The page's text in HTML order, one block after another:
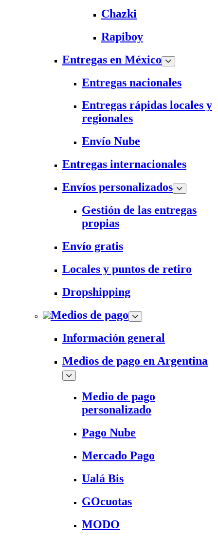
Chazki
Rapiboy
Entregas en México
Entregas nacionales
Entregas rápidas locales y
regionales
Envío Nube
Entregas internacionales
Envíos personalizados
Gestión de las entregas
propias
Envío gratis
Locales y puntos de retiro
Dropshipping
Medios de pago
Información general
Medios de pago en Argentina
Medio de pago
personalizado
Pago Nube
Mercado Pago
Ualá Bis
GOcuotas
MODO